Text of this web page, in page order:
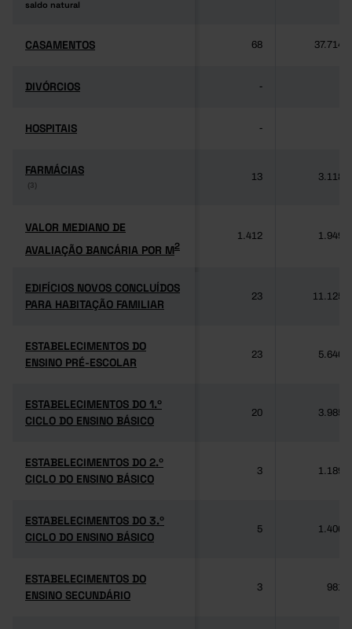
saldo natural
saldo natural
CASAMENTOS
CASAMENTOS 68 37.714
DIVÓRCIOS
DIVÓRCIOS -
HOSPITAIS
HOSPITAIS -
FARMÁCIAS
(3)
FARMÁCIAS
(3)
13 3.118
VALOR MEDIANO DE
AVALIAÇÃO BANCÁRIA POR M2
VALOR MEDIANO DE
AVALIAÇÃO BANCÁRIA POR M2
1.412 1.949
EDIFÍCIOS NOVOS CONCLUÍDOS
PARA HABITAÇÃO FAMILIAR
EDIFÍCIOS NOVOS CONCLUÍDOS
PARA HABITAÇÃO FAMILIAR
23 11.125
ESTABELECIMENTOS DO
ENSINO PRÉ-ESCOLAR
ESTABELECIMENTOS DO
ENSINO PRÉ-ESCOLAR
23 5.640
ESTABELECIMENTOS DO 1.º
CICLO DO ENSINO BÁSICO
ESTABELECIMENTOS DO 1.º
CICLO DO ENSINO BÁSICO
20 3.985
ESTABELECIMENTOS DO 2.º
CICLO DO ENSINO BÁSICO
ESTABELECIMENTOS DO 2.º
CICLO DO ENSINO BÁSICO
3 1.189
ESTABELECIMENTOS DO 3.º
CICLO DO ENSINO BÁSICO
ESTABELECIMENTOS DO 3.º
CICLO DO ENSINO BÁSICO
5 1.406
ESTABELECIMENTOS DO
ENSINO SECUNDÁRIO
ESTABELECIMENTOS DO
ENSINO SECUNDÁRIO
3 981